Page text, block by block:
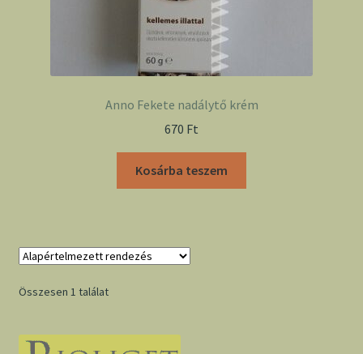
Anno Fekete nadálytő krém
670 Ft
Kosárba teszem
Összesen 1 találat